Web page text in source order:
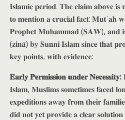
𝐈𝐬𝐥𝐚𝐦𝐢𝐜 𝐩𝐞𝐫𝐢𝐨𝐝. 𝐓𝐡𝐞 𝐜𝐥𝐚𝐢𝐦 𝐚𝐛𝐨𝐯𝐞 𝐢𝐬
𝐭𝐨 𝐦𝐞𝐧𝐭𝐢𝐨𝐧 𝐚 𝐜𝐫𝐮𝐜𝐢𝐚𝐥 𝐟𝐚𝐜𝐭: 𝐌𝐮𝐭ʿ𝐚𝐡
𝐏𝐫𝐨𝐩𝐡𝐞𝐭 𝐌𝐮𝐡̣𝐚𝐦𝐦𝐚𝐝 (𝐒𝐀𝐖), 𝐚𝐧𝐝 𝐢𝐬
(𝐳𝐢𝐧𝐚̄) 𝐛𝐲 𝐒𝐮𝐧𝐧𝐢 𝐈𝐬𝐥𝐚𝐦 𝐬𝐢𝐧𝐜𝐞 𝐭𝐡𝐚𝐭
𝐤𝐞𝐲 𝐩𝐨𝐢𝐧𝐭𝐬, 𝐰𝐢𝐭𝐡 𝐞𝐯𝐢𝐝𝐞𝐧𝐜𝐞:
𝐄𝐚𝐫𝐥𝐲 𝐏𝐞𝐫𝐦𝐢𝐬𝐬𝐢𝐨𝐧 𝐮𝐧𝐝𝐞𝐫 𝐍𝐞𝐜𝐞𝐬𝐬𝐢𝐭𝐲:
𝐈𝐬𝐥𝐚𝐦, 𝐌𝐮𝐬𝐥𝐢𝐦𝐬 𝐬𝐨𝐦𝐞𝐭𝐢𝐦𝐞𝐬 𝐟𝐚𝐜𝐞𝐝
𝐞𝐱𝐩𝐞𝐝𝐢𝐭𝐢𝐨𝐧𝐬 𝐚𝐰𝐚𝐲 𝐟𝐫𝐨𝐦 𝐭𝐡𝐞𝐢𝐫
𝐝𝐢𝐝 𝐧𝐨𝐭 𝐲𝐞𝐭 𝐩𝐫𝐨𝐯𝐢𝐝𝐞 𝐚 𝐜𝐥𝐞𝐚𝐫